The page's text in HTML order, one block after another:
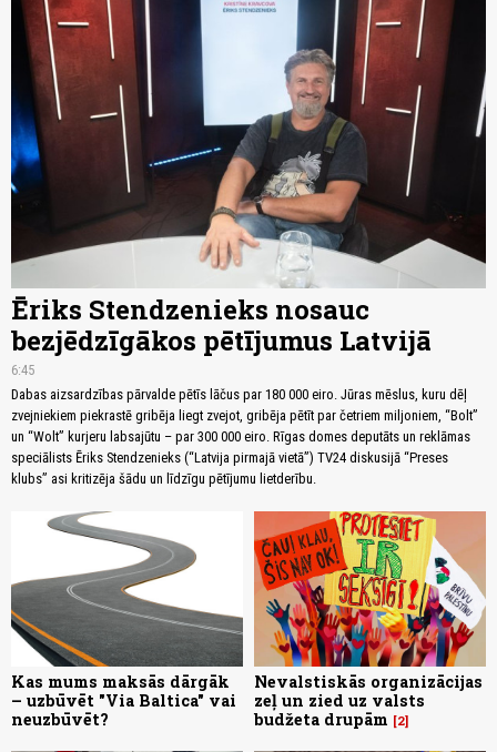
Ēriks Stendzenieks nosauc
bezjēdzīgākos pētījumus Latvijā
6:45
Dabas aizsardzības pārvalde pētīs lāčus par 180 000 eiro. Jūras mēslus, kuru dēļ
zvejniekiem piekrastē gribēja liegt zvejot, gribēja pētīt par četriem miljoniem, “Bolt”
un “Wolt” kurjeru labsajūtu – par 300 000 eiro. Rīgas domes deputāts un reklāmas
speciālists Ēriks Stendzenieks (“Latvija pirmajā vietā”) TV24 diskusijā “Preses
klubs” asi kritizēja šādu un līdzīgu pētījumu lietderību.
Kas mums maksās dārgāk
– uzbūvēt "Via Baltica" vai
neuzbūvēt?
Nevalstiskās organizācijas
zeļ un zied uz valsts
budžeta drupām
2